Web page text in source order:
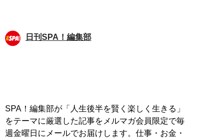
日刊SPA！編集部
SPA！編集部が「人生後半を賢く楽しく生きる」
をテーマに厳選した記事をメルマガ会員限定で毎
週金曜日にメールでお届けします。仕事・お金・